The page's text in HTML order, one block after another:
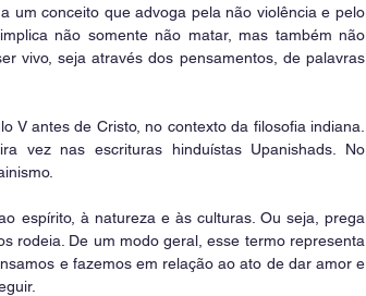
um conceito que advoga pela não violência e pelo
não somente não matar, mas também não
vivo, seja através dos pensamentos, de palavras
V antes de Cristo, no contexto da filosofia indiana.
vez nas escrituras hinduístas Upanishads. No
espírito, à natureza e às culturas. Ou seja, prega
rodeia. De um modo geral, esse termo representa
e fazemos em relação ao ato de dar amor e